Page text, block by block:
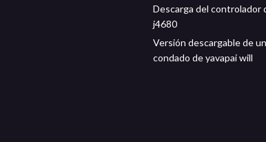
Descarga del controlador
j4680
Versión descargable de
condado de yavapai will